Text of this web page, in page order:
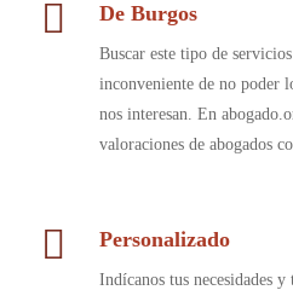
De Burgos
Buscar este tipo de
inconveniente de no poder
nos interesan. En
valoraciones de abogados
Personalizado
Indícanos tus necesidades